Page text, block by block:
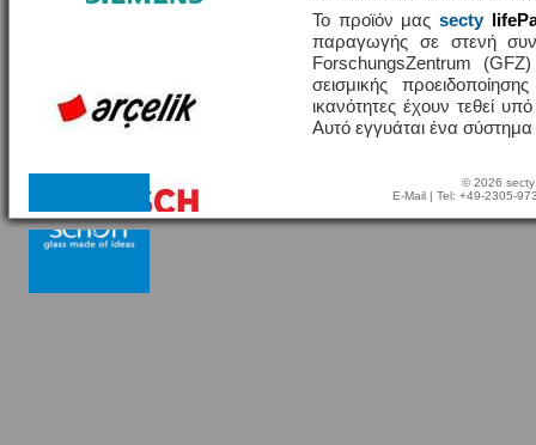
Το προϊόν μας secty
παραγωγής σε στενή
ForschungsZentrum
σεισμικής
ικανότητες έχουν τεθεί
Αυτό εγγυάται ένα
© 2026
E-Mail | Tel: +49-2305-